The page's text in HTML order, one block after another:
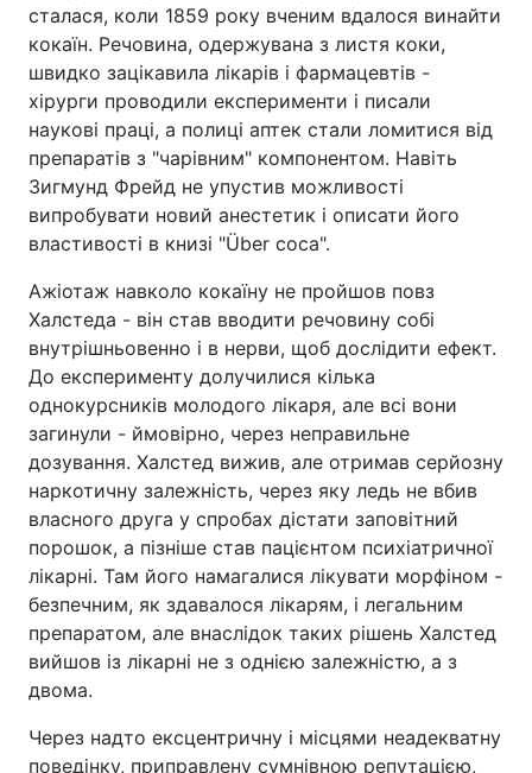
сталася, коли 1859 року вченим вдалося винайти
кокаїн. Речовина, одержувана з листя коки,
швидко зацікавила лікарів і фармацевтів -
хірурги проводили експерименти і писали
наукові праці, а полиці аптек стали ломитися від
препаратів з "чарівним" компонентом. Навіть
Зигмунд Фрейд не упустив можливості
випробувати новий анестетик і описати його
властивості в книзі "Über coca".
Ажіотаж навколо кокаїну не пройшов повз
Халстеда - він став вводити речовину собі
внутрішньовенно і в нерви, щоб дослідити ефект.
До експерименту долучилися кілька
однокурсників молодого лікаря, але всі вони
загинули - ймовірно, через неправильне
дозування. Халстед вижив, але отримав серйозну
наркотичну залежність, через яку ледь не вбив
власного друга у спробах дістати заповітний
порошок, а пізніше став пацієнтом психіатричної
лікарні. Там його намагалися лікувати морфіном -
безпечним, як здавалося лікарям, і легальним
препаратом, але внаслідок таких рішень Халстед
вийшов із лікарні не з однією залежністю, а з
двома.
Через надто ексцентричну і місцями неадекватну
поведінку, приправлену сумнівною репутацією,